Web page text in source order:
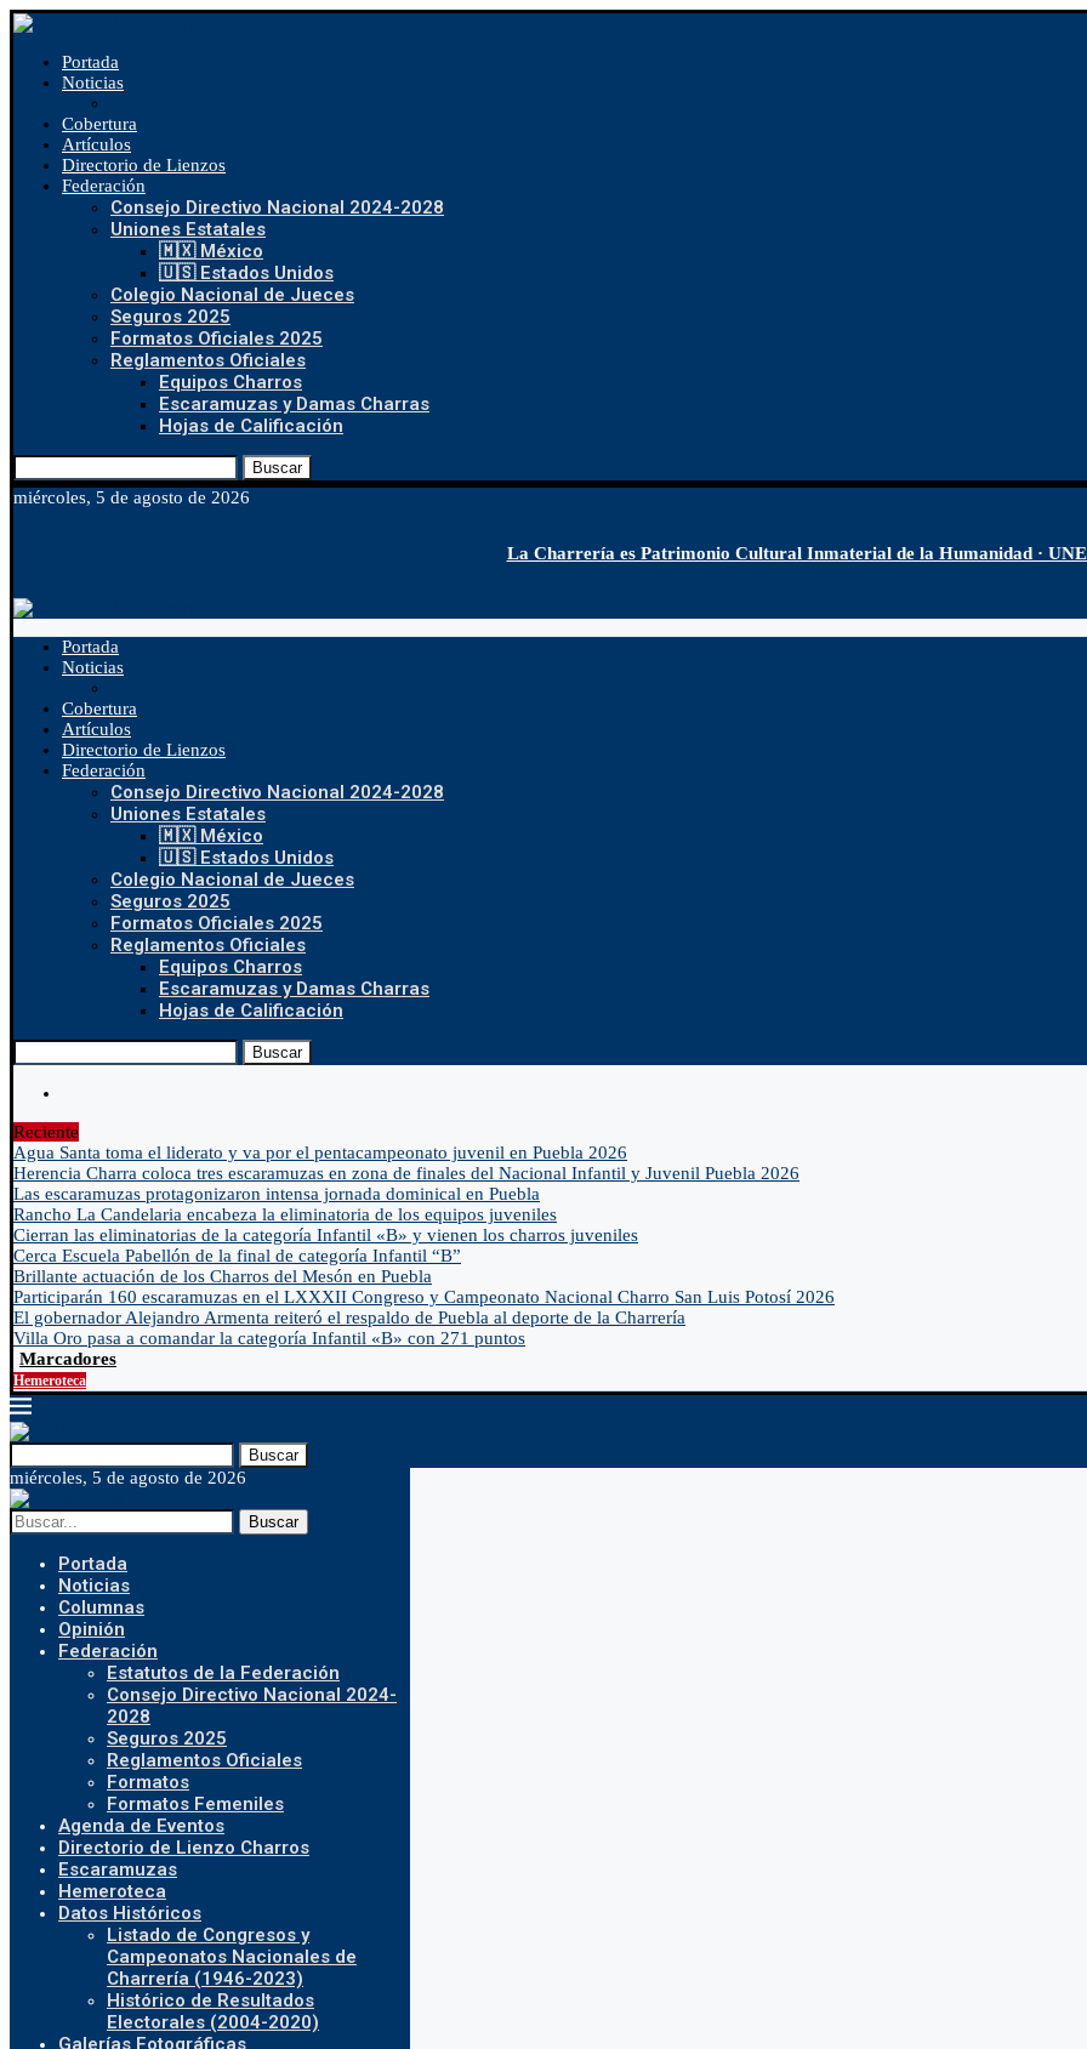
Portada
Noticias
Cobertura
Artículos
Directorio de Lienzos
Federación
Consejo Directivo Nacional 2024-2028
Uniones Estatales
🇲🇽 México
🇺🇸 Estados Unidos
Colegio Nacional de Jueces
Seguros 2025
Formatos Oficiales 2025
Reglamentos Oficiales
Equipos Charros
Escaramuzas y Damas Charras
Hojas de Calificación
Buscar
miércoles, 5 de agosto de 2026
La Charrería es Patrimonio Cultural Inmaterial de la Humanidad ·
Portada
Noticias
Cobertura
Artículos
Directorio de Lienzos
Federación
Consejo Directivo Nacional 2024-2028
Uniones Estatales
🇲🇽 México
🇺🇸 Estados Unidos
Colegio Nacional de Jueces
Seguros 2025
Formatos Oficiales 2025
Reglamentos Oficiales
Equipos Charros
Escaramuzas y Damas Charras
Hojas de Calificación
Buscar
Reciente
Agua Santa toma el liderato y va por el pentacampeonato juvenil en Puebla 2026
Herencia Charra coloca tres escaramuzas en zona de finales del Nacional Infantil y Juvenil Puebla 2026
Las escaramuzas protagonizaron intensa jornada dominical en Puebla
Rancho La Candelaria encabeza la eliminatoria de los equipos juveniles
Cierran las eliminatorias de la categoría Infantil «B» y vienen los charros juveniles
Cerca Escuela Pabellón de la final de categoría Infantil “B”
Brillante actuación de los Charros del Mesón en Puebla
Participarán 160 escaramuzas en el LXXXII Congreso y Campeonato Nacional Charro San Luis Potosí 2026
El gobernador Alejandro Armenta reiteró el respaldo de Puebla al deporte de la Charrería
Villa Oro pasa a comandar la categoría Infantil «B» con 271 puntos
Marcadores
Hemeroteca
Buscar
miércoles, 5 de agosto de 2026
Buscar
Portada
Noticias
Columnas
Opinión
Federación
Estatutos de la Federación
Consejo Directivo Nacional 2024-
2028
Seguros 2025
Reglamentos Oficiales
Formatos
Formatos Femeniles
Agenda de Eventos
Directorio de Lienzo Charros
Escaramuzas
Hemeroteca
Datos Históricos
Listado de Congresos y
Campeonatos Nacionales de
Charrería (1946-2023)
Histórico de Resultados
Electorales (2004-2020)
Galerías Fotográficas